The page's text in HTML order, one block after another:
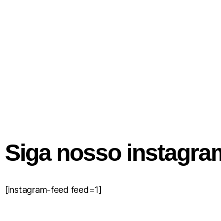
Siga nosso
[instagram-feed feed=1]